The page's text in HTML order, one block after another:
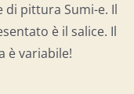
di pittura Sumi-e. Il
è il salice. Il
è variabile!